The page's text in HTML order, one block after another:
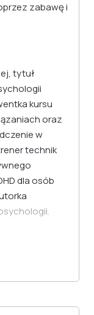
zabawę i
tytuł
kursu
oraz
w
technik
dla osób